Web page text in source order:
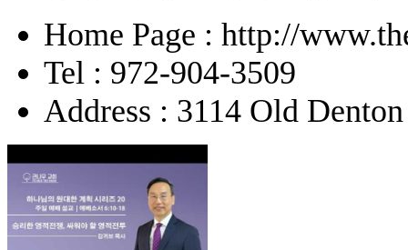
Home Page : http://
Tel : 972-904-3509
Address : 3114 Old